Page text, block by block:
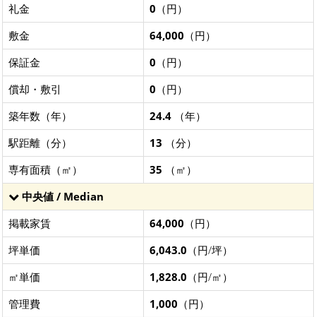
礼金
0 （円）
敷金
64,000 （円）
保証金
0 （円）
償却・敷引
0 （円）
築年数（年）
24.4 （年）
駅距離（分）
13 （分）
専有面積（㎡）
35 （㎡）
中央値 / Median
掲載家賃
64,000 （円）
坪単価
6,043.0 （円/坪）
㎡単価
1,828.0 （円/㎡）
管理費
1,000 （円）